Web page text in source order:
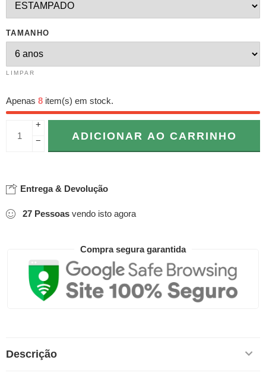
TAMANHO
LIMPAR
Apenas 8 item(s) em stock.
+
−
ADICIONAR AO CARRINHO
Entrega & Devolução
27 Pessoas vendo isto agora
Compra segura garantida
Descrição